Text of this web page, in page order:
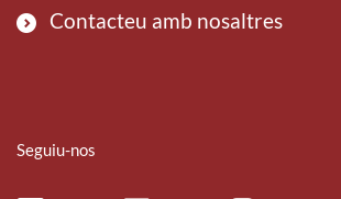
Contacteu amb nosaltres
Seguiu-nos